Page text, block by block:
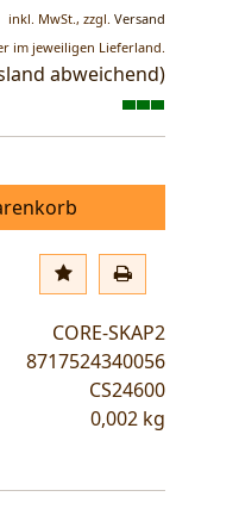
inkl. MwSt., zzgl.Versand
im jeweiligen Lieferland.
abweichend)
CORE-SKAP2
8717524340056
CS24600
0,002 kg